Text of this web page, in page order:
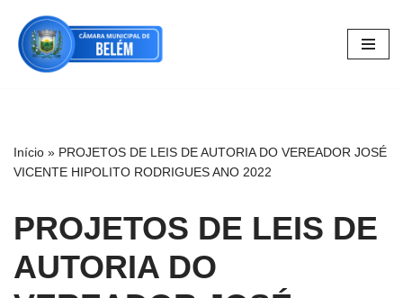
Pular
para
Início » PROJETOS DE LEIS DE AUTORIA DO VEREADOR JOSÉ
VICENTE HIPOLITO RODRIGUES ANO 2022
PROJETOS DE LEIS DE
AUTORIA DO